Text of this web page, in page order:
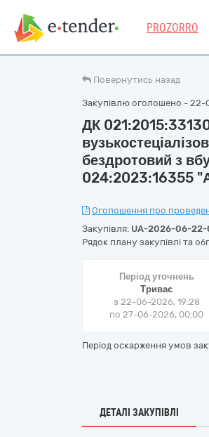
PROZORRO
Повернутись назад
Закупівлю оголошено - 22-
ДК
бездротовий з
024:2023:16355
Оголошення про
Закупівля: UA-2026-06-22-
Рядок плану закупівлі та
Період уточнень
Триває
з 22-06-2026, 19:28
по 27-06-2026, 00:00
Період оскарження умов
ДЕТАЛІ ЗАКУПІВЛІ